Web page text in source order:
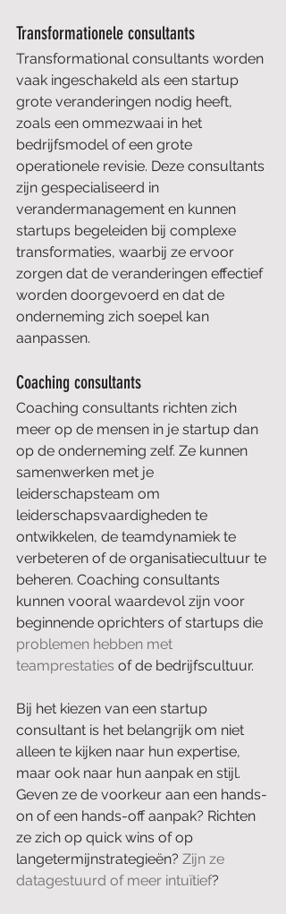
Transformationele consultants
Transformational consultants worden
vaak ingeschakeld als een startup
grote veranderingen nodig heeft,
zoals een ommezwaai in het
bedrijfsmodel of een grote
operationele revisie. Deze consultants
zijn gespecialiseerd in
verandermanagement en kunnen
startups begeleiden bij complexe
transformaties, waarbij ze ervoor
zorgen dat de veranderingen effectief
worden doorgevoerd en dat de
onderneming zich soepel kan
aanpassen.
Coaching consultants
Coaching consultants richten zich
meer op de mensen in je startup dan
op de onderneming zelf. Ze kunnen
samenwerken met je
leiderschapsteam om
leiderschapsvaardigheden te
ontwikkelen, de teamdynamiek te
verbeteren of de organisatiecultuur te
beheren. Coaching consultants
kunnen vooral waardevol zijn voor
beginnende oprichters of startups die
problemen hebben met
teamprestaties of de bedrijfscultuur.
Bij het kiezen van een startup
consultant is het belangrijk om niet
alleen te kijken naar hun expertise,
maar ook naar hun aanpak en stijl.
Geven ze de voorkeur aan een hands-
on of een hands-off aanpak? Richten
ze zich op quick wins of op
langetermijnstrategieën? Zijn ze
datagestuurd of meer intuïtief?